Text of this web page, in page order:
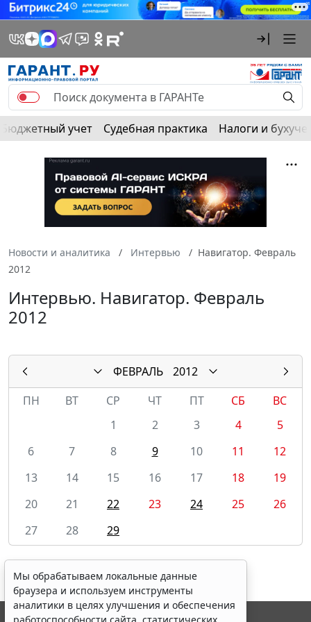
Бюджетный учет Судебная практика Налоги и
Новости и аналитика Интервью
Навигатор. Февраль
2012
Интервью. Навигатор. Февраль
2012
ФЕВРАЛЬ
2012
ПН
ВТ СР ЧТ ПТ СБ
ВС
1
2 3 4
5
6
7 8 9 10 11
12
13
14 15 16 17 18
19
20
21 22 23 24 25
26
27
28 29
Мы обрабатываем локальные данные
браузера и используем инструменты
аналитики в целях улучшения и обеспечения